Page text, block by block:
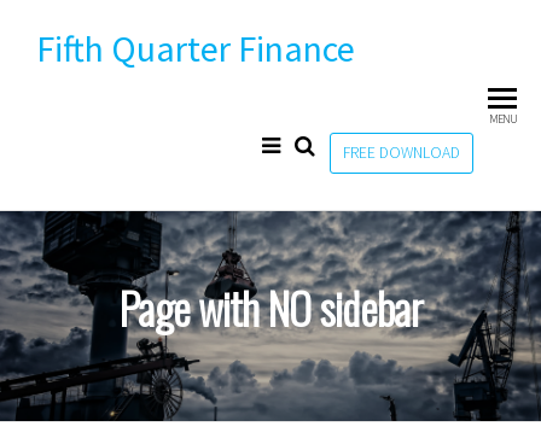
Fifth Quarter Finance
FREE DOWNLOAD
MENU
Page with NO sidebar